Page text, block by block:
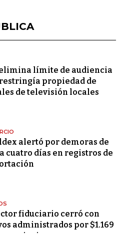
elimina límite de audiencia
propiedad de
de televisión locales
alertó por demoras de
cuatro días en registros de
fiduciario cerró con
administrados por $1.169